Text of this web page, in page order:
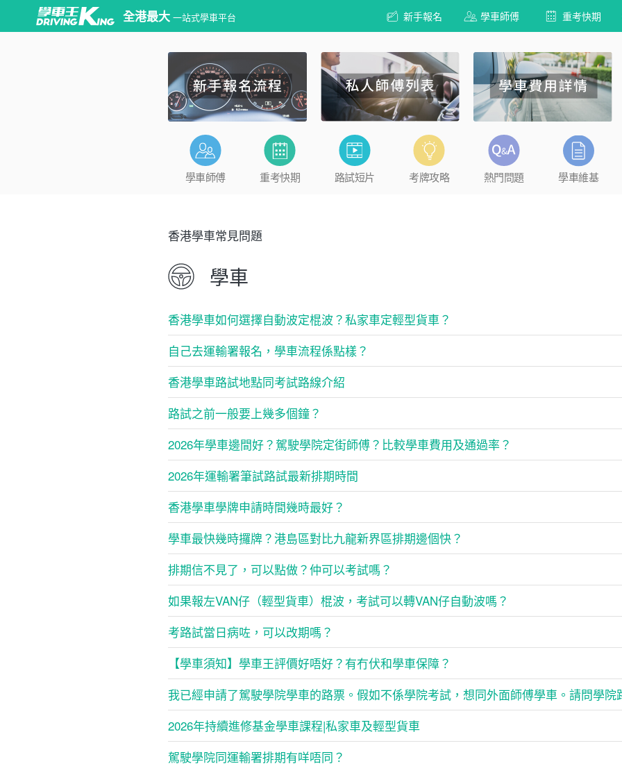
全港最大 一站式學車平台 重考快期
學車師傅
新手報名
學車師傅 重考快期 路試短片 考牌攻略 熱門問題 學車維基
香港學車常見問題
學車
香港學車如何選擇自動波定棍波？私家車定輕型貨車？
自己去運輸署報名，學車流程係點樣？
香港學車路試地點同考試路線介紹
路試之前一般要上幾多個鐘？
2026年學車邊間好？駕駛學院定街師傅？比較學車費用及通過率？
2026年運輸署筆試路試最新排期時間
香港學車學牌申請時間幾時最好？
學車最快幾時攞牌？港島區對比九龍新界區排期邊個快？
排期信不見了，可以點做？仲可以考試嗎？
如果報左VAN仔（輕型貨車）棍波，考試可以轉VAN仔自動波嗎？
考路試當日病咗，可以改期嗎？
【學車須知】學車王評價好唔好？有冇伏和學車保障？
我已經申請了駕駛學院學車的路票。假如不係學院考試，想同外面師傅學車。請問學院
2026年持續進修基金學車課程|私家車及輕型貨車
駕駛學院同運輸署排期有咩唔同？